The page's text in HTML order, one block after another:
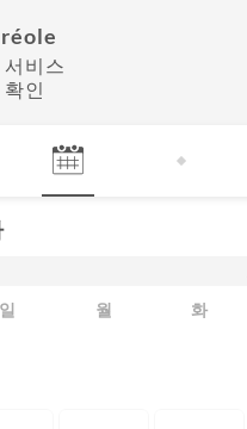
서비스
인
일
월 화